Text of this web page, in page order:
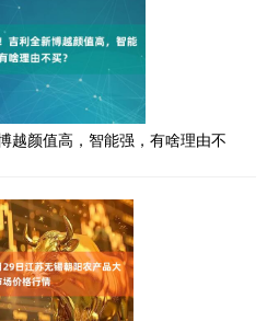
越颜值高，智能强，有啥理由不